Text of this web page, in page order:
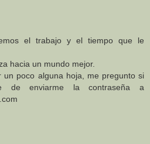
el trabajo y el tiempo que le
hacia un mundo mejor.
un poco alguna hoja, me pregunto si
de enviarme la contraseña a